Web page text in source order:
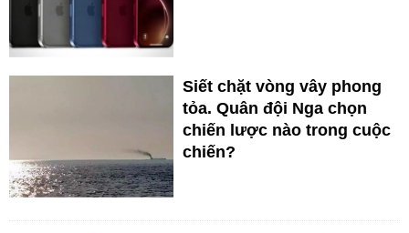
Siết chặt vòng vây phong
tỏa. Quân đội Nga chọn
chiến lược nào trong cuộc
chiến?